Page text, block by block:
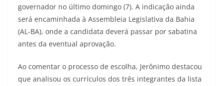
governador no último domingo (7). A indicação ainda
será encaminhada à Assembleia Legislativa da Bahia
(AL-BA), onde a candidata deverá passar por sabatina
antes da eventual aprovação.
Ao comentar o processo de escolha, Jerônimo destacou
que analisou os currículos dos três integrantes da lista